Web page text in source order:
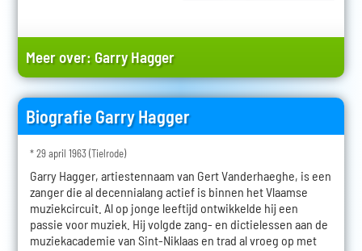
Meer over: Garry Hagger
Biografie Garry Hagger
* 29 april 1963 (Tielrode)
Garry Hagger, artiestennaam van Gert Vanderhaeghe, is een
zanger die al decennialang actief is binnen het Vlaamse
muziekcircuit. Al op jonge leeftijd ontwikkelde hij een
passie voor muziek. Hij volgde zang- en dictielessen aan de
muziekacademie van Sint-Niklaas en trad al vroeg op met